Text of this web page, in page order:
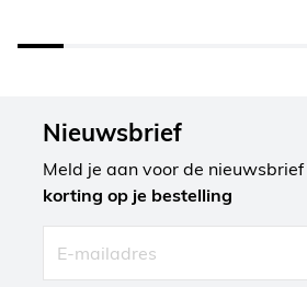
Nieuwsbrief
Meld je aan voor de
korting op je bestelling